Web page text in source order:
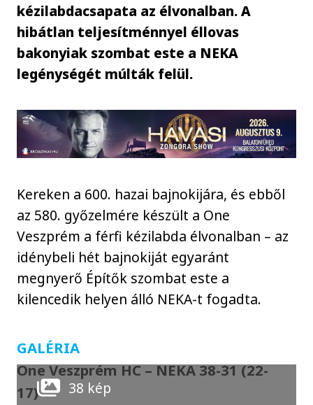
kézilabdacsapata az élvonalban. A
hibátlan teljesítménnyel éllovas
bakonyiak szombat este a NEKA
legénységét múlták felül.
Kereken a 600. hazai bajnokijára, és ebből
az 580. győzelmére készült a One
Veszprém a férfi kézilabda élvonalban – az
idénybeli hét bajnokiját egyaránt
megnyerő Építők szombat este a
kilencedik helyen álló NEKA-t fogadta.
GALÉRIA
One Veszprém HC – NEKA 38-31 (22-
17)
38 kép